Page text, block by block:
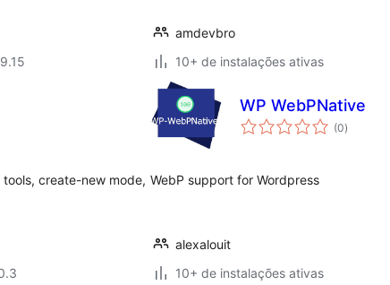
amdevbro
10+ de instalações ativas
create-new mode,
WP WebPNative
(0total
de
)
WebP support for Wordpress
alexalouit
10+ de instalações ativas